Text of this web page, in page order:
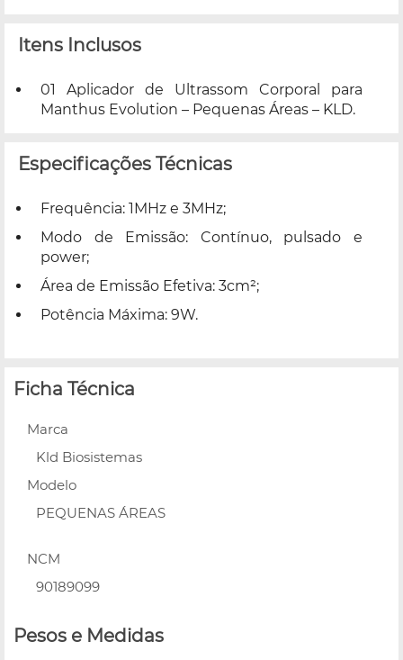
Itens Inclusos
01 Aplicador de Ultrassom Corporal para
Manthus Evolution – Pequenas Áreas – KLD.
Especificações Técnicas
Frequência: 1MHz e 3MHz;
Modo de Emissão: Contínuo, pulsado e
power;
Área de Emissão Efetiva: 3cm²;
Potência Máxima: 9W.
Ficha Técnica
Marca
Kld Biosistemas
Modelo
PEQUENAS ÁREAS
NCM
90189099
Pesos e Medidas